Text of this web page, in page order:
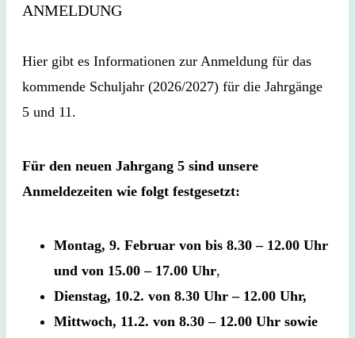
ANMELDUNG
Hier gibt es Informationen zur Anmeldung für das
kommende Schuljahr (2026/2027) für die Jahrgänge
5 und 11.
Für den neuen Jahrgang 5 sind unsere
Anmeldezeiten wie folgt festgesetzt:
Montag, 9. Februar von bis 8.30 – 12.00 Uhr
und von 15.00 – 17.00 Uhr,
Dienstag, 10.2. von 8.30 Uhr – 12.00 Uhr,
Mittwoch, 11.2. von 8.30 – 12.00 Uhr sowie